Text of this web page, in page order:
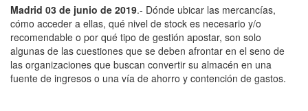
Madrid 03 de junio de 2019.- Dónde ubicar las mercancías,
cómo acceder a ellas, qué nivel de stock es necesario y/o
recomendable o por qué tipo de gestión apostar, son solo
algunas de las cuestiones que se deben afrontar en el seno de
las organizaciones que buscan convertir su almacén en una
fuente de ingresos o una vía de ahorro y contención de gastos.